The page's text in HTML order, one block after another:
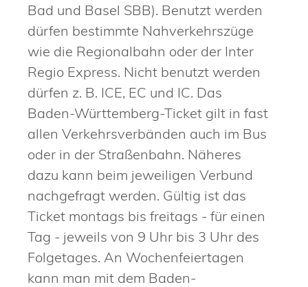
Bad und Basel SBB). Benutzt werden
dürfen bestimmte Nahverkehrszüge
wie die Regionalbahn oder der Inter
Regio Express. Nicht benutzt werden
dürfen z. B. ICE, EC und IC. Das
Baden-Württemberg-Ticket gilt in fast
allen Verkehrsverbänden auch im Bus
oder in der Straßenbahn. Näheres
dazu kann beim jeweiligen Verbund
nachgefragt werden. Gültig ist das
Ticket montags bis freitags - für einen
Tag - jeweils von 9 Uhr bis 3 Uhr des
Folgetages. An Wochenfeiertagen
kann man mit dem Baden-